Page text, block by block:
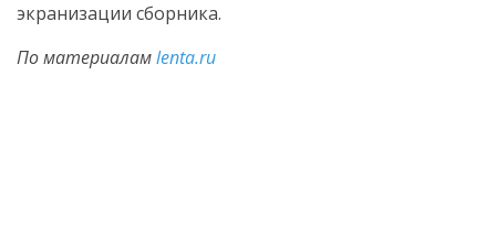
экранизации сборника.
По материаламlenta.ru